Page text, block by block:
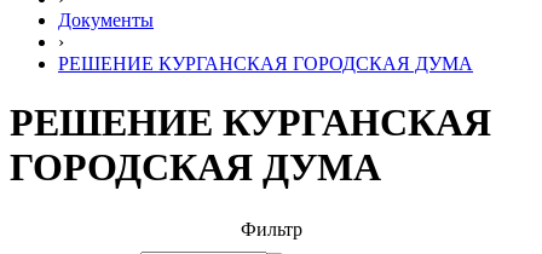
Документы
›
РЕШЕНИЕ КУРГАНСКАЯ ГОРОДСКАЯ ДУМА
РЕШЕНИЕ КУРГАНСКАЯ
ГОРОДСКАЯ ДУМА
Фильтр